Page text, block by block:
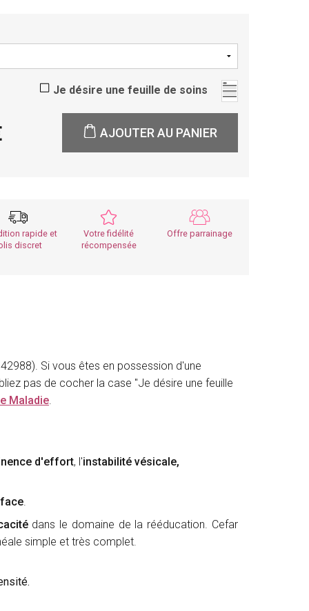
Je désire une feuille de soins
AJOUTER AU PANIER
rapide et
discret
Votre fidélité
récompensée
Offre parrainage
Si vous êtes en possession d'une
pas de cocher la case "Je désire une feuille
Maladie.
d'effort, l'instabilité vésicale,
.
dans le domaine de la rééducation. Cefar
simple et très complet.